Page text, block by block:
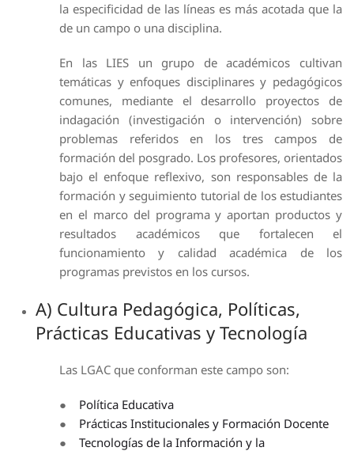
la especificidad de las líneas es más acotada que la
de un campo o una disciplina.
En las LIES un grupo de académicos cultivan
temáticas y enfoques disciplinares y pedagógicos
comunes, mediante el desarrollo proyectos de
indagación (investigación o intervención) sobre
problemas referidos en los tres campos de
formación del posgrado. Los profesores, orientados
bajo el enfoque reflexivo, son responsables de la
formación y seguimiento tutorial de los estudiantes
en el marco del programa y aportan productos y
resultados académicos que fortalecen el
funcionamiento y calidad académica de los
programas previstos en los cursos.
A) Cultura Pedagógica, Políticas,
Prácticas Educativas y Tecnología
Las LGAC que conforman este campo son:
● Política Educativa
● Prácticas Institucionales y Formación Docente
● Tecnologías de la Información y la